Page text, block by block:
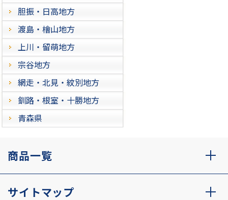
胆振・日高地方
渡島・檜山地方
上川・留萌地方
宗谷地方
網走・北見・紋別地方
釧路・根室・十勝地方
青森県
商品一覧
サイトマップ